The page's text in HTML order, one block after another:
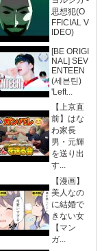
思想犯(O
FFICIAL V
IDEO)
[BE ORIGI
NAL] SEV
ENTEEN
(세븐틴)
'Left...
【上京直
前】はな
わ家長
男・元輝
を送り出
す...
【漫画】
美人なの
に結婚で
きない女
【マン
ガ...